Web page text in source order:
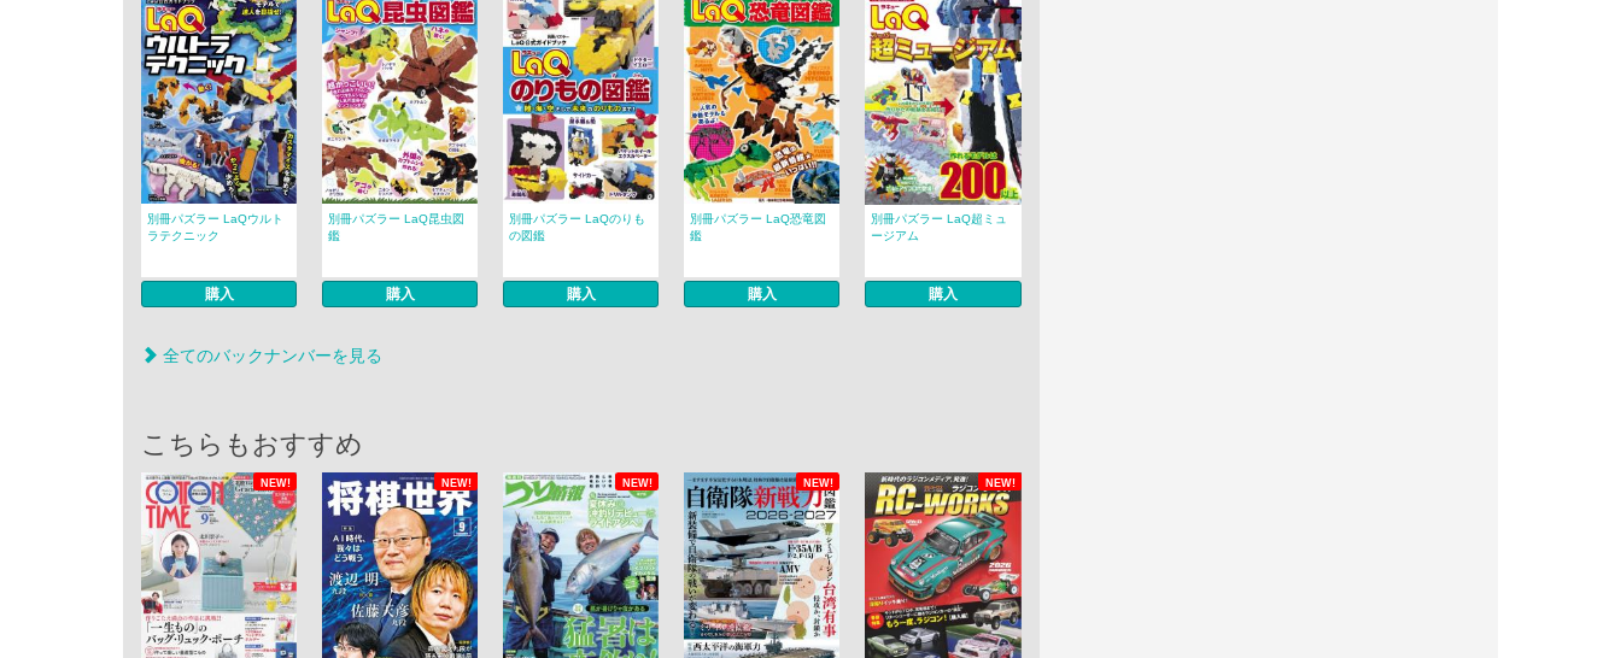
別冊パズラー LaQウルト
ラテクニック
購入
別冊パズラー LaQ昆虫図
鑑
購入
別冊パズラー LaQのりも
の図鑑
購入
別冊パズラー LaQ恐竜図
鑑
購入
別冊パズラー LaQ超ミュ
ージアム
購入
全てのバックナンバーを見る
こちらもおすすめ
NEW! NEW! NEW! NEW! NEW!